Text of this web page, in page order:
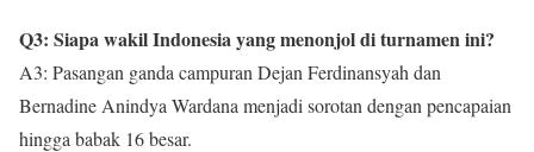
Q3: Siapa wakil Indonesia yang menonjol di turnamen ini?
A3: Pasangan ganda campuran Dejan Ferdinansyah dan
Bernadine Anindya Wardana menjadi sorotan dengan pencapaian
hingga babak 16 besar.